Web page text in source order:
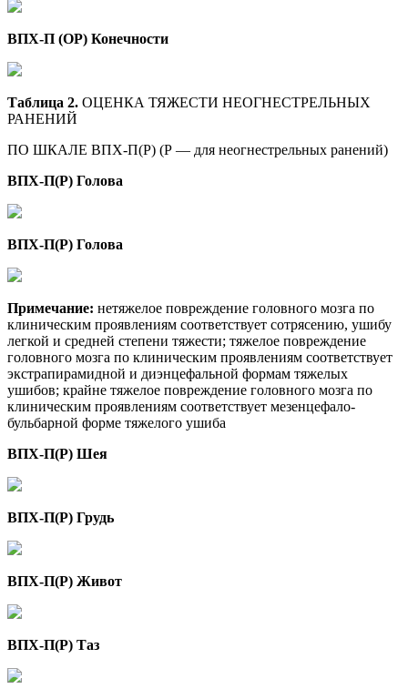
ВПХ-П (ОР) Конечности
Таблица 2. ОЦЕНКА ТЯЖЕСТИ НЕОГНЕСТРЕЛЬНЫХ
РАНЕНИЙ
ПО ШКАЛЕ ВПХ-П(Р) (Р — для неогнестрельных ранений)
ВПХ-П(Р) Голова
ВПХ-П(Р) Голова
Примечание: нетяжелое повреждение головного мозга по
клиническим проявлениям соответствует сотрясению, ушибу
легкой и средней степени тяжести; тяжелое повреждение
головного мозга по клиническим проявлениям соответствует
экстрапирамидной и диэнцефальной формам тяжелых
ушибов; крайне тяжелое повреждение головного мозга по
клиническим проявлениям соответствует мезенцефало-
бульбарной форме тяжелого ушиба
ВПХ-П(Р) Шея
ВПХ-П(Р) Грудь
ВПХ-П(Р) Живот
ВПХ-П(Р) Таз